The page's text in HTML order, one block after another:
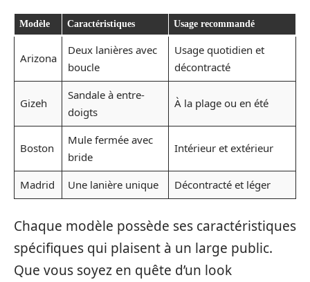
Modèle Caractéristiques Usage recommandé
Arizona
Deux lanières avec
boucle
Usage quotidien et
décontracté
Gizeh
Sandale à entre-
doigts
À la plage ou en été
Boston
Mule fermée avec
bride
Intérieur et extérieur
Madrid Une lanière unique Décontracté et léger
Chaque modèle possède ses caractéristiques
spécifiques qui plaisent à un large public.
Que vous soyez en quête d’un look